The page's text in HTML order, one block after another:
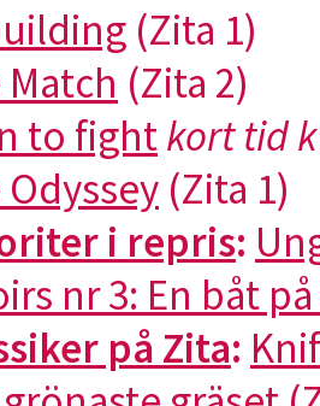
(Zita 1)
(Zita 2)
to fightkort tid
(Zita 1)
i repris:
nr 3: En båt
på Zita: